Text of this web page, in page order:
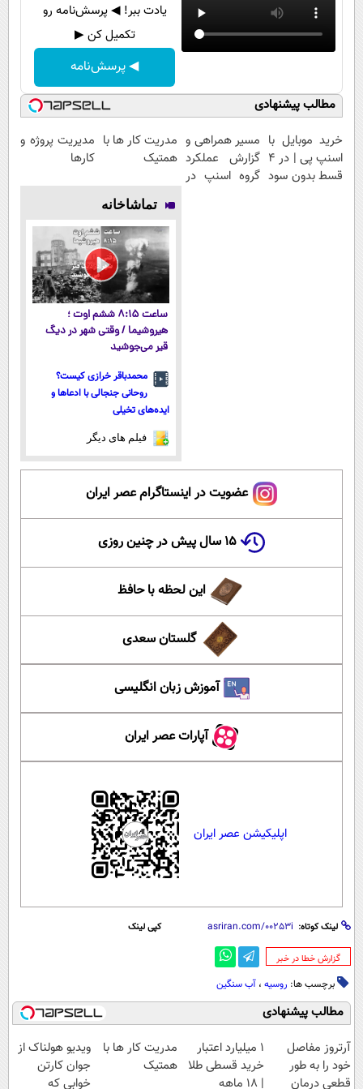
یادت ببر! ◀ پرسش‌نامه رو
تکمیل کن ▶
◀ پرسش‌نامه
مطالب پیشنهادی
خرید موبایل با
اسنپ پی | در ۴
قسط بدون سود
مسیر همراهی و
گزارش عملکرد
گروه اسنپ در
مدریت کار ها با
همتیک
مدیریت پروژه و
کارها
تماشاخانه
ساعت ۸:۱۵ ششم اوت ؛
هیروشیما / وقتی شهر در دیگ
قیر می‌جوشید
محمدباقر خرازی کیست؟
روحانی جنجالی با ادعاها و
ایده‌های تخیلی
فیلم های دیگر
عضویت در اینستاگرام عصر ایران
۱۵ سال پیش در چنین روزی
این لحظه با حافظ
گلستان سعدی
آموزش زبان انگلیسی
آپارات عصر ایران
اپلیکیشن عصر ایران
لینک کوتاه: کپی لینک
‌گزارش خطا در خبر
برچسب ها: روسیه ، آب سنگین
مطالب پیشنهادی
آرتروز مفاصل
خود را به طور
قطعی درمان
۱ میلیارد اعتبار
خرید قسطی طلا
| ۱۸ ماهه
مدریت کار ها با
همتیک
ویدیو هولناک از
جوان کارتن
خوابی که